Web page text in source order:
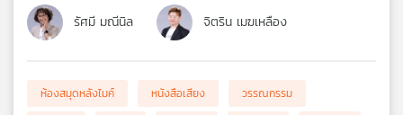
รัศมี มณีนิล จิตริน เมฆเหลือง
ห้องสมุดหลังไมค์ หนังสือเสียง
วรรณกรรม